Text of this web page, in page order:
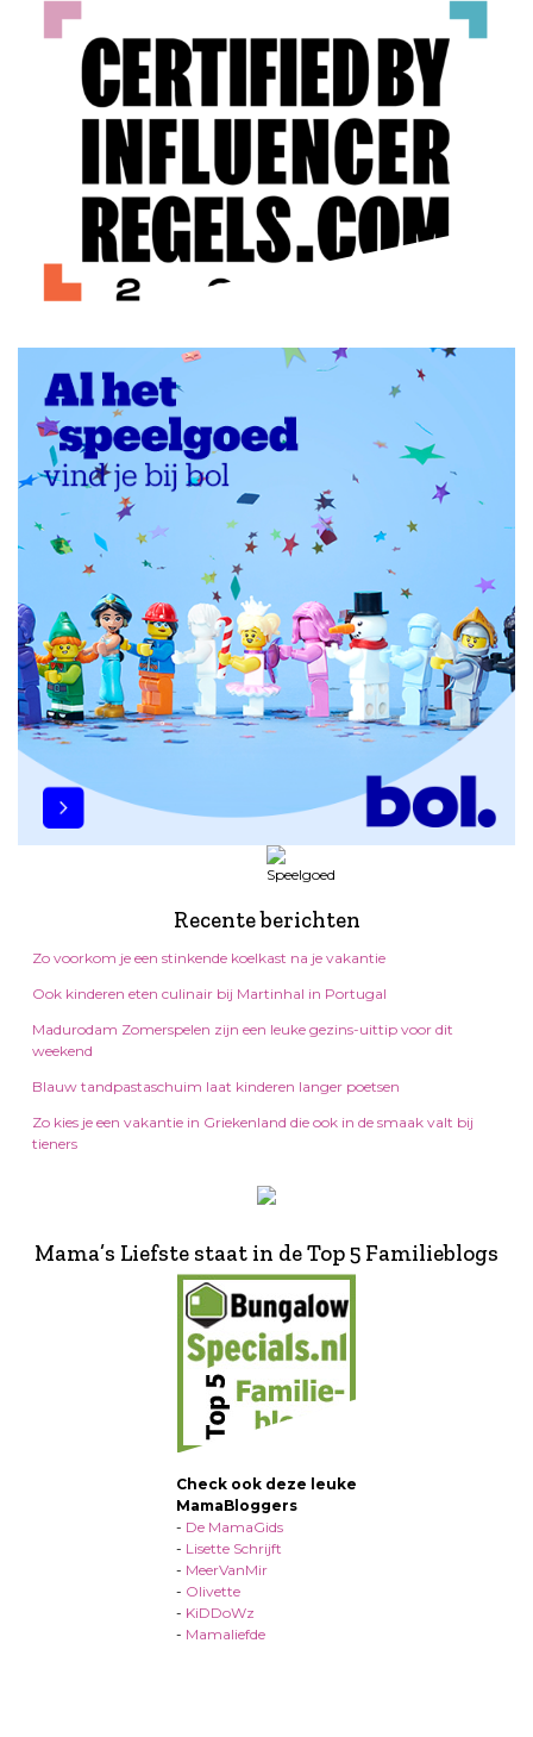
Recente berichten
Zo voorkom je een stinkende koelkast na je vakantie
Ook kinderen eten culinair bij Martinhal in Portugal
Madurodam Zomerspelen zijn een leuke gezins-uittip voor dit
weekend
Blauw tandpastaschuim laat kinderen langer poetsen
Zo kies je een vakantie in Griekenland die ook in de smaak valt bij
tieners
Mama’s Liefste staat in de Top 5 Familieblogs
Check ook deze leuke
MamaBloggers
- De MamaGids
- Lisette Schrijft
- MeerVanMir
- Olivette
- KiDDoWz
- Mamaliefde